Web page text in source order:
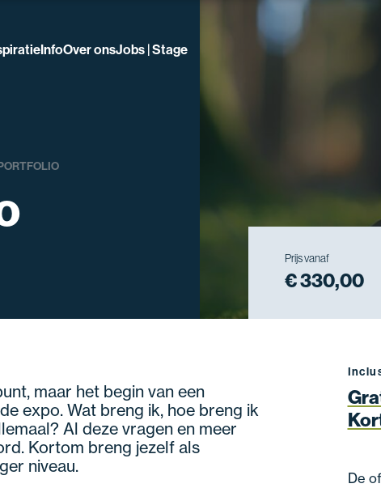
InfoOver onsJobs | Stage
Prijs vanaf
€ 330,00
maar het begin van een
expo. Wat breng ik, hoe breng ik
Al deze vragen en meer
Kortom breng jezelf als
niveau.
De